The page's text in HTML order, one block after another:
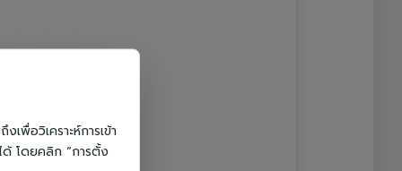
พื่อวิเคราะห์การเข้า
ด้ โดยคลิก “การตั้ง